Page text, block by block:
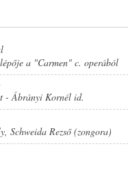
a "Carmen" c. operából
-Ábrányi Kornél id.
, Schweida Rezső (zongora)